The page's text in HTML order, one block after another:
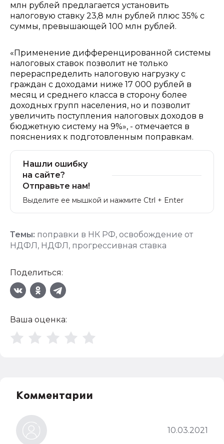
млн рублей предлагается установить
налоговую ставку 23,8 млн рублей плюс 35% с
суммы, превышающей 100 млн рублей.
«Применение дифференцированной системы
налоговых ставок позволит не только
перераспределить налоговую нагрузку с
граждан с доходами ниже 17 000 рублей в
месяц и среднего класса в сторону более
доходных групп населения, но и позволит
увеличить поступления налоговых доходов в
бюджетную систему на 9%», - отмечается в
пояснениях к подготовленным поправкам.
Нашли ошибку
на сайте?
Отправьте нам!
Выделите ее мышкой и нажмите Ctrl + Enter
Темы: поправки в НК РФ, освобождение от
НДФЛ, НДФЛ, прогрессивная ставка
Поделиться:
Ваша оценка:
Комментарии
10.03.2021